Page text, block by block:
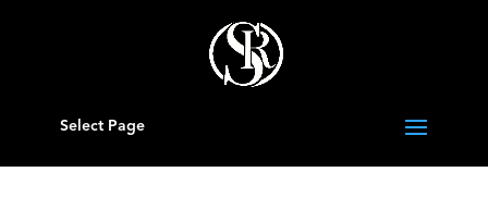
Select Page